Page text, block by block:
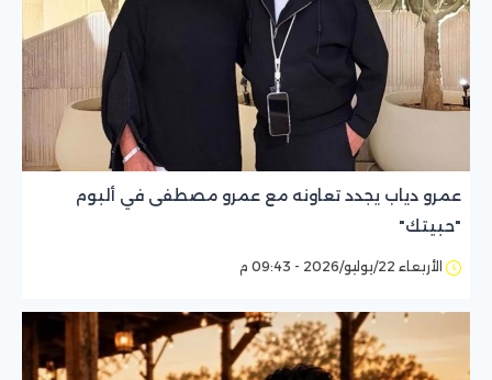
عمرو دياب يجدد تعاونه مع عمرو مصطفى في ألبوم
"حبيتك"
الأربعاء 22/يوليو/2026 - 09:43 م